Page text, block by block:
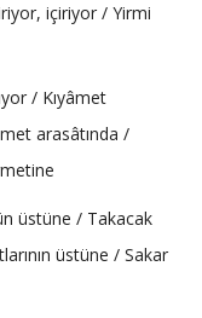
içiriyor / Yirmi
/ Kıyâmet
arasâtında /
üstüne / Takacak
üstüne / Sakar